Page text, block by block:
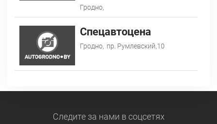
Гродно,
Спецавтоцена
Гродно, пр. Румлевский,10
Следите за нами в соцсетях